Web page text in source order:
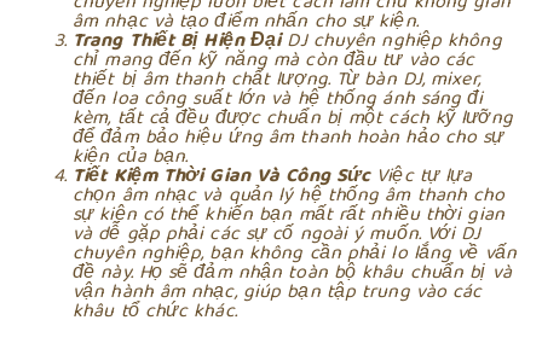
âm nhạc và tạo điểm nhấn cho sự kiện.
Trang Thiết Bị Hiện ĐạiDJ chuyên nghiệp không
chỉ mang đến kỹ năng mà còn đầu tư vào các
thiết bị âm thanh chất lượng. Từ bàn DJ, mixer,
đến loa công suất lớn và hệ thống ánh sáng đi
kèm, tất cả đều được chuẩn bị một cách kỹ lưỡng
để đảm bảo hiệu ứng âm thanh hoàn hảo cho sự
kiện của bạn.
Tiết Kiệm Thời Gian Và Công SứcViệc tự lựa
chọn âm nhạc và quản lý hệ thống âm thanh cho
sự kiện có thể khiến bạn mất rất nhiều thời gian
và dễ gặp phải các sự cố ngoài ý muốn. Với DJ
chuyên nghiệp, bạn không cần phải lo lắng về vấn
đề này. Họ sẽ đảm nhận toàn bộ khâu chuẩn bị và
vận hành âm nhạc, giúp bạn tập trung vào các
khâu tổ chức khác.